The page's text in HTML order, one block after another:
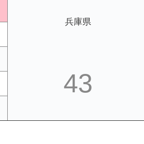
兵庫県
43